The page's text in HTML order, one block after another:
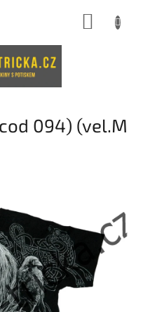
094) (vel.M